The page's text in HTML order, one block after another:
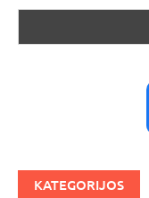
KATEGORIJOS